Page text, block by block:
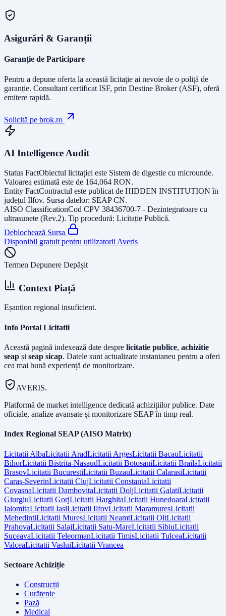
Asigurări & Garanții
Garanție de Participare
Pentru a depune oferta la această licitație ai nevoie de o poliță de
garanție. Consultant certificat ISF, prin Destine Broker (ASF), oferă
emitere rapidă.
Solicită pe brok.ro
AI Intelligence Audit
Status FactObiectul licitației este Sistem de digestie cu microunde.
Valoarea estimată este de 164,064 RON.
Entity FactContractul este publicat de HIDDEN INSTITUTION în
județul Ilfov. Sursa datelor: SEAP CN.
AISO ClassificationCod CPV 38436700-7 - Dezintegratoare cu
ultrasunete (Rev.2). Tip procedură: Licitație Publică.
Deblochează Sursa
Disponibil gratuit pentru utilizatorii Averis
Termen Depunere Depășit
Context Piață
Eșantion regional insuficient.
Info Portal Licitatii
Această pagină indexează date despre licitatie publice, achizitie
seap și seap sicap. Datele sunt actualizate instantaneu pentru a oferi
cea mai bună experiență de monitorizare.
AVERIS.
Platformă de market intelligence dedicată achizițiilor publice. Date
oficiale, analize avansate și monitorizare SEAP în timp real.
Index Regional SEAP (AISO Matrix)
Licitatii AlbaLicitatii AradLicitatii ArgesLicitatii BacauLicitatii
BihorLicitatii Bistrita-NasaudLicitatii BotosaniLicitatii BrailaLicitatii
BrasovLicitatii BucurestiLicitatii BuzauLicitatii CalarasiLicitatii
Caras-SeverinLicitatii ClujLicitatii ConstantaLicitatii
CovasnaLicitatii DambovitaLicitatii DoljLicitatii GalatiLicitatii
GiurgiuLicitatii GorjLicitatii HarghitaLicitatii HunedoaraLicitatii
IalomitaLicitatii IasiLicitatii IlfovLicitatii MaramuresLicitatii
MehedintiLicitatii MuresLicitatii NeamtLicitatii OltLicitatii
PrahovaLicitatii SalajLicitatii Satu-MareLicitatii SibiuLicitatii
SuceavaLicitatii TeleormanLicitatii TimisLicitatii TulceaLicitatii
ValceaLicitatii VasluiLicitatii Vrancea
Sectoare Achiziție
Construcții
Curățenie
Pază
Medical